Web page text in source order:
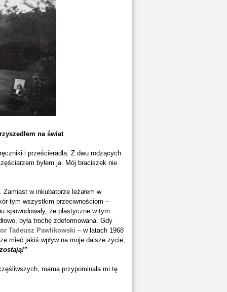
na świat
i prześcieradła. Z dwu rodzących
byłem ja. Mój braciszek nie
w inkubatorze leżałem w
tym wszystkim przeciwnościom –
spowodowały, że plastyczne w tym
była trochę zdeformowana. Gdy
Tadeusz Pawlikowski – w latach 1968
mieć jakiś wpływ na moje dalsze życie,
mama przypominała mi tę